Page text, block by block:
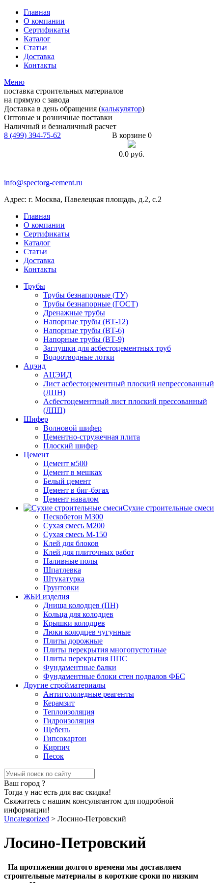
Главная
О компании
Сертификаты
Каталог
Статьи
Доставка
Контакты
Меню
поставка строительных материалов
на прямую с завода
Доставка в день обращения (калькулятор)
Оптовые и розничные поставки
Наличный и безналичный расчет
8 (499) 394-75-62
В корзине 0
0.0 руб.
info@spectorg-cement.ru
Адрес: г. Москва, Павелецкая площадь, д.2, с.2
Главная
О компании
Сертификаты
Каталог
Статьи
Доставка
Контакты
Трубы
Трубы безнапорные (ТУ)
Трубы безнапорные (ГОСТ)
Дренажные трубы
Напорные трубы (ВТ-12)
Напорные трубы (ВТ-6)
Напорные трубы (ВТ-9)
Заглушки для асбестоцементных труб
Водоотводные лотки
Ацэид
АЦЭИД
Лист асбестоцементный плоский непрессованный
(ЛПН)
Асбестоцементный лист плоский прессованный
(ЛПП)
Шифер
Волновой шифер
Цементно-стружечная плита
Плоский шифер
Цемент
Цемент м500
Цемент в мешках
Белый цемент
Цемент в биг-бэгах
Цемент навалом
Сухие строительные смеси
Пескобетон М300
Сухая смесь М200
Сухая смесь М-150
Клей для блоков
Клей для плиточных работ
Наливные полы
Шпатлевка
Штукатурка
Грунтовки
ЖБИ изделия
Днища колодцев (ПН)
Кольца для колодцев
Крышки колодцев
Люки колодцев чугунные
Плиты дорожные
Плиты перекрытия многопустотные
Плиты перекрытия ППС
Фундаментные балки
Фундаментные блоки стен подвалов ФБС
Другие стройматериалы
Антигололедные реагенты
Керамзит
Теплоизоляция
Гидроизоляция
Щебень
Гипсокартон
Кирпич
Песок
Ваш город ?
Тогда у нас есть для вас скидка!
Свяжитесь с нашим консультантом для подробной
информации!
Uncategorized > Лосино-Петровский
Лосино-Петровский
На протяжении долгого времени мы доставляем
строительные материалы в короткие сроки по низким